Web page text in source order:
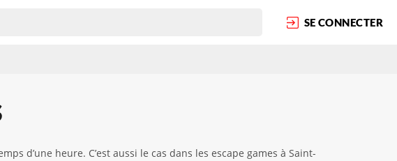
SE CONNECTER
d’une heure. C’est aussi le cas dans les escape games à Saint-